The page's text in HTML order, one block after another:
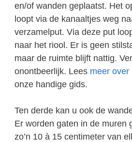
en/of wanden geplaatst. Het
loopt via de kanaaltjes weg
verzamelput. Via deze put
naar het riool. Er is geen
maar de ruimte blijft nattig.
onontbeerlijk. Lees meer over
onze handige gids.
Ten derde kan u ook de
Er worden gaten in de muren
zo’n 10 à 15 centimeter van